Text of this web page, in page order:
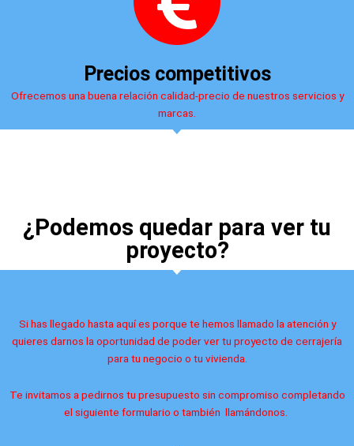
Precios competitivos
Ofrecemos una buena relación calidad-precio de nuestros servicios y
marcas.
¿Podemos quedar para ver tu
proyecto?
Si has llegado hasta aquí es porque te hemos llamado la atención y
quieres darnos la oportunidad de poder ver tu proyecto de cerrajería
para tu negocio o tu vivienda.
Te invitamos a pedirnos tu presupuesto sin compromiso completando
el siguiente formulario o también llamándonos.